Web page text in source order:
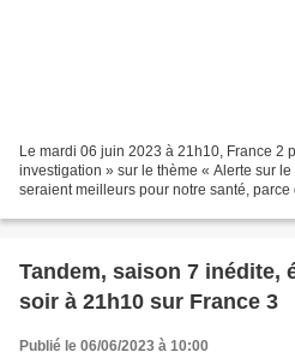
Le mardi 06 juin 2023 à 21h10, France 2
investigation » sur le thème « Alerte sur
seraient meilleurs pour notre santé, parce
Tandem, saison 7 inédite,
soir à 21h10 sur France 3
Publié le 06/06/2023 à 10:00